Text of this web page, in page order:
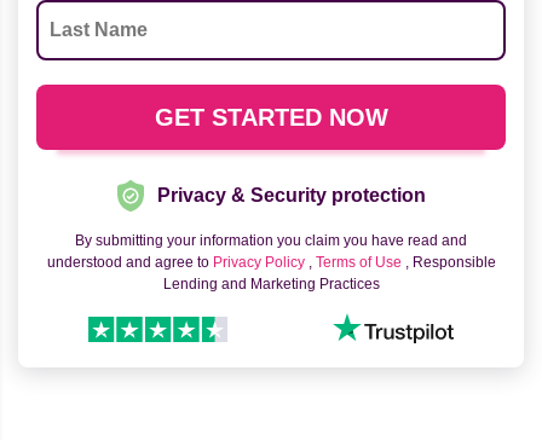
Privacy & Security protection
By submitting your information you claim you have read and
understood and agree to Privacy Policy , Terms of Use , Responsible
Lending and Marketing Practices